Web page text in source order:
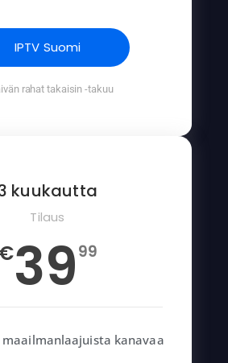
IPTV Suomi
rahat takaisin -takuu
kuukautta
Tilaus
€3999
maailmanlaajuista kanavaa